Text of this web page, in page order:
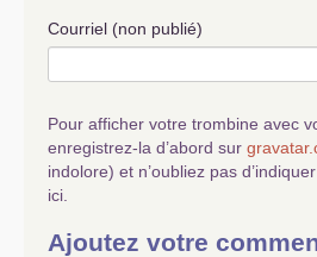
Courriel (non publié)
Pour afficher votre trombine avec
enregistrez-la d’abord sur
indolore) et n’oubliez pas
ici.
Ajoutez votre